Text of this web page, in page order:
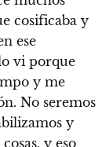
cosificaba y
ese
vi porque
y me
No seremos
y
y eso